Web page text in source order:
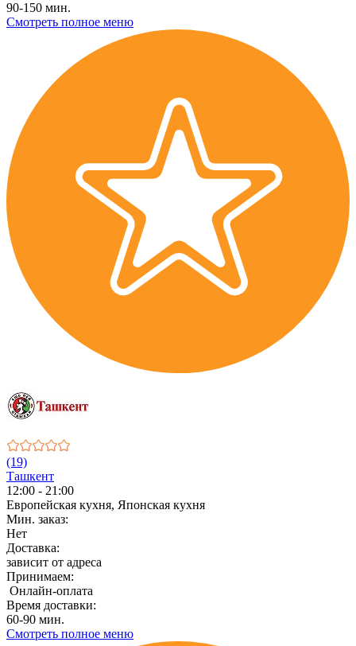
90-150 мин.
Смотреть полное меню
(19)
Ташкент
12:00 - 21:00
Европейская кухня, Японская кухня
Мин. заказ:
Нет
Доставка:
зависит от адреса
Принимаем:
Онлайн-оплата
Время доставки:
60-90 мин.
Смотреть полное меню